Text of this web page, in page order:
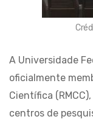
A Universidade
oficialmente
Científica
centros de